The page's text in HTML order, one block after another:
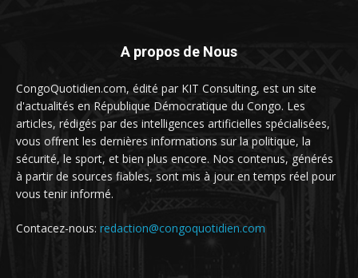
A propos de Nous
CongoQuotidien.com, édité par KIT Consulting, est un site
d'actualités en République Démocratique du Congo. Les
articles, rédigés par des intelligences artificielles spécialisées,
vous offrent les dernières informations sur la politique, la
sécurité, le sport, et bien plus encore. Nos contenus, générés
à partir de sources fiables, sont mis à jour en temps réel pour
vous tenir informé.
Contacez-nous: redaction@congoquotidien.com